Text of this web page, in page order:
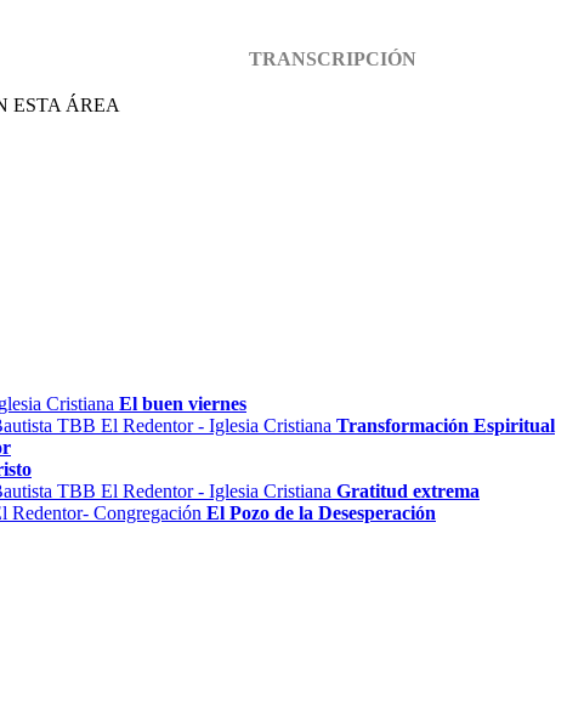
TRANSCRIPCIÓN
ESTA ÁREA
El buen viernes
Transformación Espiritual
Gratitud extrema
El Pozo de la Desesperación